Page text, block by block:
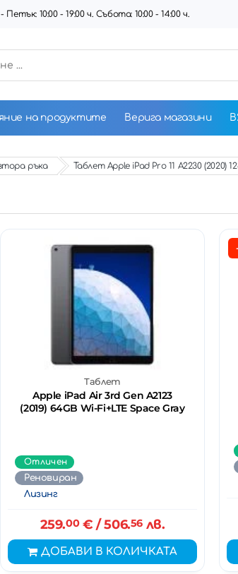
Петък: 10:00 - 19:00 ч. Събота: 10:00 - 14:00 ч.
на продуктите Верига магазини
ръка Таблет Apple iPad Pro 11 A2230 (2020)
Таблет
Apple iPad Air 3rd Gen A2123
(2019) 64GB Wi-Fi+LTE Space Gray
Отличен
Реновиран
Лизинг
259.00€ / 506.56лв.
ДОБАВИ В КОЛИЧКАТА